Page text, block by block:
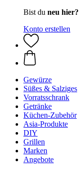
Bist du neu hier?
Konto erstellen
Gewürze
Süßes & Salziges
Vorratsschrank
Getränke
Küchen-Zubehör
Asia-Produkte
DIY
Grillen
Marken
Angebote